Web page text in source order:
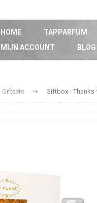
HOME TAPPARFUM
MIJN ACCOUNT
BLOG
Giftsets Giftbox -